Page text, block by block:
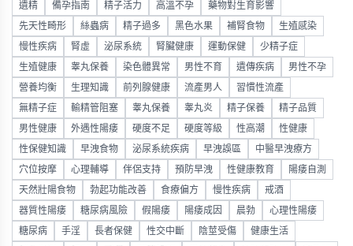
遺精 備孕指南 精子活力 高溫不孕 藥物對生育影響
先天性畸形 絲蟲病 精子過多 黑色水果 補腎食物 生殖感染
慢性疾病 腎虛 泌尿系統 腎臟健康 運動保健 少精子症
生殖健康 睾丸保養 染色體異常 男性不育 遺傳疾病 男性不孕
營養均衡 生理知識 前列腺健康 流產男人 習慣性流產
無精子症 輸精管阻塞 睾丸保養 睾丸炎 精子保養 精子品質
男性健康 外遇性陽痿 硬度不足 硬度等級 性高潮 性健康
性保健知識 早洩食物 泌尿系統疾病 早洩誤區 中醫早洩療方
穴位按摩 心理輔導 伴侶支持 預防早洩 性健康教育 陽痿自測
天然壯陽食物 勃起功能改善 食療偏方 慢性疾病 戒酒
器質性陽痿 糖尿病風險 假陽痿 陽痿成因 晨勃 心理性陽痿
糖尿病 手淫 長者保健 性交中斷 陰莖受傷 健康生活